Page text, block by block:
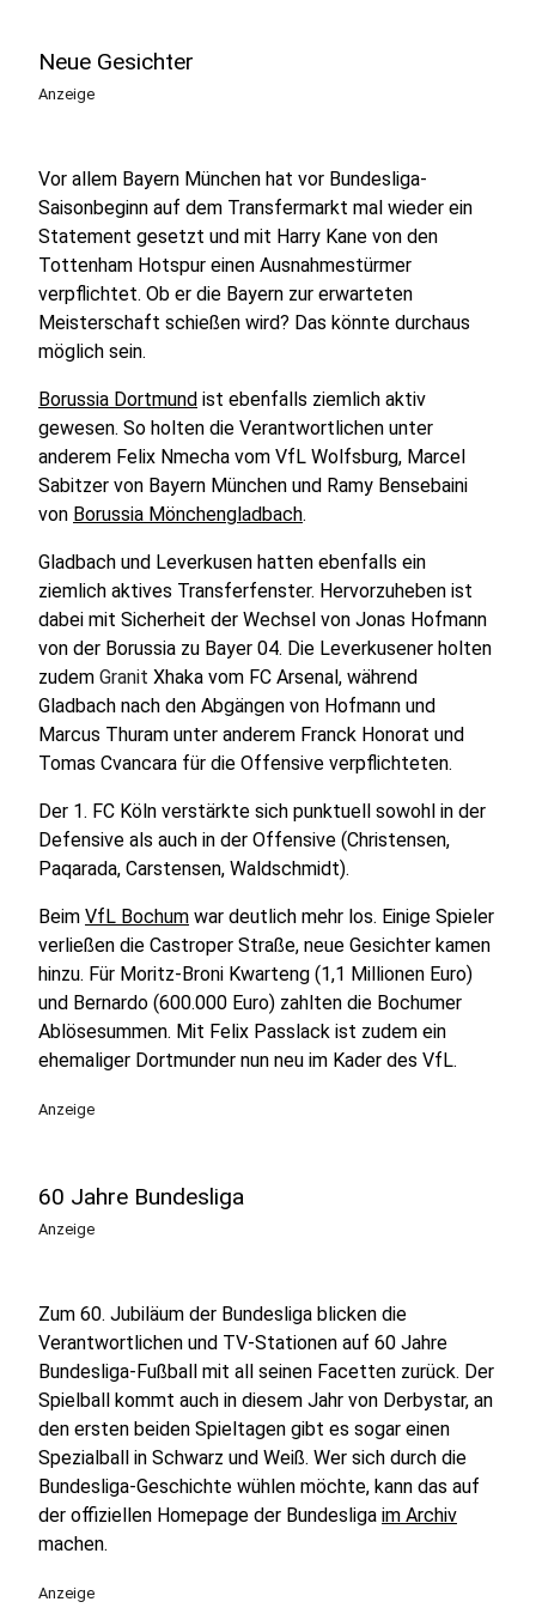
Neue Gesichter
Anzeige
Vor allem Bayern München hat vor Bundesliga-
Saisonbeginn auf dem Transfermarkt mal wieder ein
Statement gesetzt und mit Harry Kane von den
Tottenham Hotspur einen Ausnahmestürmer
verpflichtet. Ob er die Bayern zur erwarteten
Meisterschaft schießen wird? Das könnte durchaus
möglich sein.
Borussia Dortmund ist ebenfalls ziemlich aktiv
gewesen. So holten die Verantwortlichen unter
anderem Felix Nmecha vom VfL Wolfsburg, Marcel
Sabitzer von Bayern München und Ramy Bensebaini
von Borussia Mönchengladbach.
Gladbach und Leverkusen hatten ebenfalls ein
ziemlich aktives Transferfenster. Hervorzuheben ist
dabei mit Sicherheit der Wechsel von Jonas Hofmann
von der Borussia zu Bayer 04. Die Leverkusener holten
zudem Granit Xhaka vom FC Arsenal, während
Gladbach nach den Abgängen von Hofmann und
Marcus Thuram unter anderem Franck Honorat und
Tomas Cvancara für die Offensive verpflichteten.
Der 1. FC Köln verstärkte sich punktuell sowohl in der
Defensive als auch in der Offensive (Christensen,
Paqarada, Carstensen, Waldschmidt).
Beim VfL Bochum war deutlich mehr los. Einige Spieler
verließen die Castroper Straße, neue Gesichter kamen
hinzu. Für Moritz-Broni Kwarteng (1,1 Millionen Euro)
und Bernardo (600.000 Euro) zahlten die Bochumer
Ablösesummen. Mit Felix Passlack ist zudem ein
ehemaliger Dortmunder nun neu im Kader des VfL.
Anzeige
60 Jahre Bundesliga
Anzeige
Zum 60. Jubiläum der Bundesliga blicken die
Verantwortlichen und TV-Stationen auf 60 Jahre
Bundesliga-Fußball mit all seinen Facetten zurück. Der
Spielball kommt auch in diesem Jahr von Derbystar, an
den ersten beiden Spieltagen gibt es sogar einen
Spezialball in Schwarz und Weiß. Wer sich durch die
Bundesliga-Geschichte wühlen möchte, kann das auf
der offiziellen Homepage der Bundesliga im Archiv
machen.
Anzeige